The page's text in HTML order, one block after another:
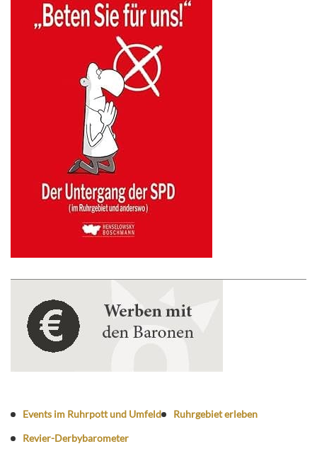
Events im Ruhrpott und Umfeld
Ruhrgebiet erleben
Revier-Derbybarometer